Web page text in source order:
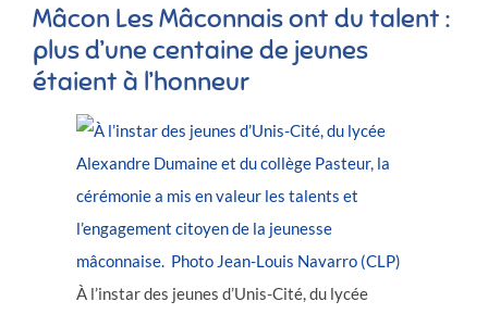
Mâcon Les Mâconnais ont du talent :
plus d’une centaine de jeunes
étaient à l’honneur
À l’instar des jeunes d’Unis-Cité, du lycée